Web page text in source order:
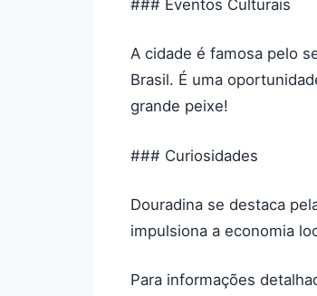
### Eventos Culturais
A cidade é famosa pelo
Brasil. É uma
grande peixe!
### Curiosidades
Douradina se destaca
impulsiona a economia
Para informações